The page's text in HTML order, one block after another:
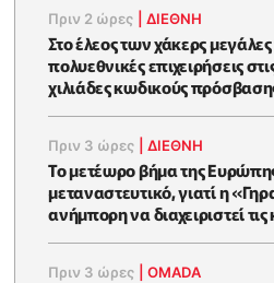
Πριν 2 ώρες |ΔΙΕΘΝΗ
Στο έλεος των χάκερς
πολυεθνικές επιχειρήσεις
χιλιάδες κωδικούς
Πριν 3 ώρες |ΔΙΕΘΝΗ
Το μετέωρο βήμα της
μεταναστευτικό, γιατί η
ανήμπορη να διαχειριστεί τις
Πριν 3 ώρες |OMADA